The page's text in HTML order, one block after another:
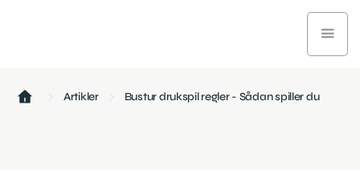
Artikler Bustur drukspil regler - Sådan spiller du